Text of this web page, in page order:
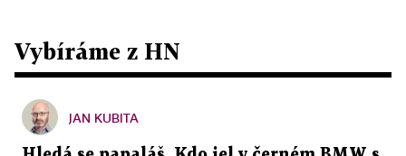
Vybíráme z HN
JAN KUBITA